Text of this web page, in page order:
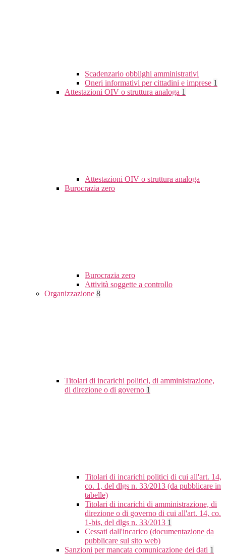
Scadenzario obblighi amministrativi
Oneri informativi per cittadini e imprese 1
Attestazioni OIV o struttura analoga 1
Attestazioni OIV o struttura analoga
Burocrazia zero
Burocrazia zero
Attività soggette a controllo
Organizzazione 8
Titolari di incarichi politici, di amministrazione,
di direzione o di governo 1
Titolari di incarichi politici di cui all'art. 14,
co. 1, del dlgs n. 33/2013 (da pubblicare in
tabelle)
Titolari di incarichi di amministrazione, di
direzione o di governo di cui all'art. 14, co.
1-bis, del dlgs n. 33/2013 1
Cessati dall'incarico (documentazione da
pubblicare sul sito web)
Sanzioni per mancata comunicazione dei dati 1